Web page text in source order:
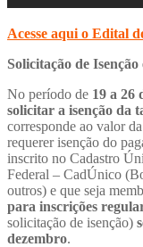
Acesse aqui o Edital
Solicitação de
No período de 19 a 26
solicitar a isenção da
corresponde ao valor
requerer isenção do
inscrito no Cadastro
Federal – CadÚnico
outros) e que seja
para inscrições
solicitação de isenção)
dezembro.